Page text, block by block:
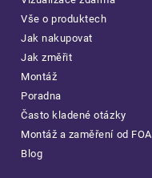
Vše o produktech
Jak nakupovat
Jak změřit
Montáž
Poradna
Často kladené otázky
Montáž a zaměření od FOA
Blog